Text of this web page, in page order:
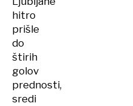
hitro
prišle
do
štirih
golov
prednosti,
sredi